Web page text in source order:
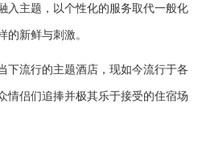
入主题，以个性化的服务取代一般化
的新鲜与刺激。
下流行的主题酒店，现如今流行于各
情侣们追捧并极其乐于接受的住宿场